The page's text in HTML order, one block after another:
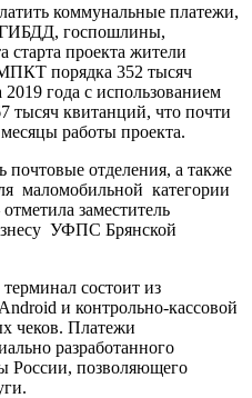
коммунальные платежи,
ГИБДД, госпошлины,
старта проекта жители
порядка 352 тысяч
года с использованием
квитанций, что почти
работы проекта.
почтовые отделения, а также
маломобильной категории
заместитель
УФПС Брянской
состоит из
и контрольно-кассовой
чеков. Платежи
разработанного
России, позволяющего